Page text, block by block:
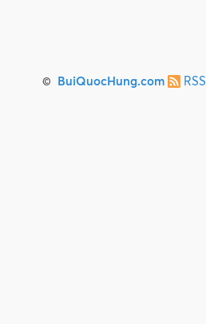
© BuiQuocHung.com RSS